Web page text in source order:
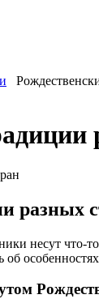
разных
несут что-
об